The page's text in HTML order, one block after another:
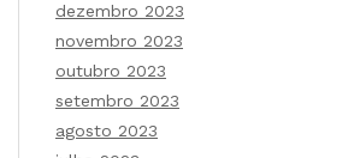
dezembro 2023
novembro 2023
outubro 2023
setembro 2023
agosto 2023